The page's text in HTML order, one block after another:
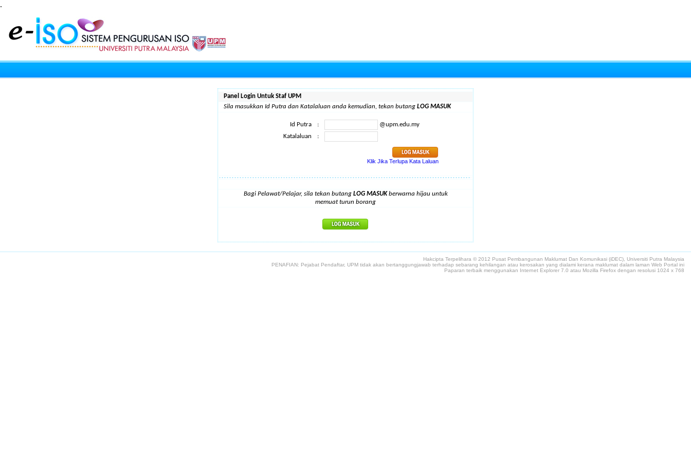
.
Panel Login Untuk Staf UPM
Sila masukkan Id Putra dan Katalaluan anda kemudian, tekan butang LOG MASUK
Id Putra :
@upm.edu.my
Katalaluan
:
Klik Jika Terlupa Kata Laluan
Bagi Pelawat/Pelajar, sila tekan butang LOG MASUKberwarna hijau untuk
memuat turun borang
Hakcipta Terpelihara © 2012 Pusat Pembangunan Maklumat Dan Komunikasi (iDEC), Universiti Putra Malaysia
PENAFIAN: Pejabat Pendaftar, UPM tidak akan bertanggungjawab terhadap sebarang kehilangan atau kerosakan yang dialami kerana maklumat dalam laman Web Portal ini
Paparan terbaik menggunakan Internet Explorer 7.0 atau Mozilla Firefox dengan resolusi 1024 x 768